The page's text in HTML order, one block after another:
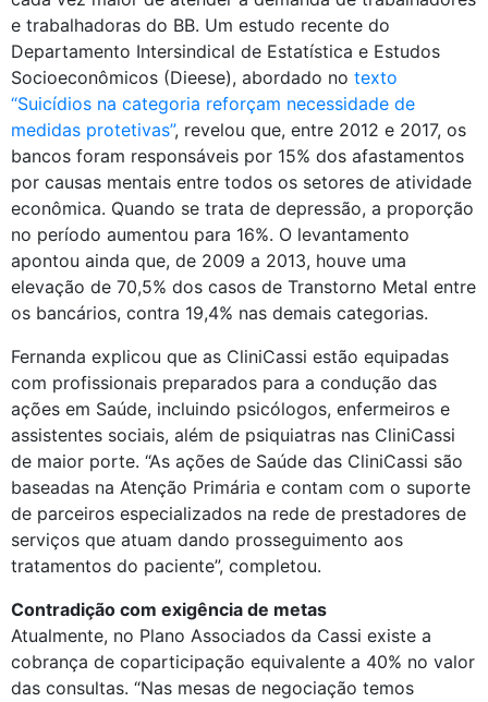
e trabalhadoras do BB. Um estudo recente do
Departamento Intersindical de Estatística e Estudos
Socioeconômicos (Dieese), abordado no texto
“Suicídios na categoria reforçam necessidade de
medidas protetivas”, revelou que, entre 2012 e 2017, os
bancos foram responsáveis por 15% dos afastamentos
por causas mentais entre todos os setores de atividade
econômica. Quando se trata de depressão, a proporção
no período aumentou para 16%. O levantamento
apontou ainda que, de 2009 a 2013, houve uma
elevação de 70,5% dos casos de Transtorno Metal entre
os bancários, contra 19,4% nas demais categorias.
Fernanda explicou que as CliniCassi estão equipadas
com profissionais preparados para a condução das
ações em Saúde, incluindo psicólogos, enfermeiros e
assistentes sociais, além de psiquiatras nas CliniCassi
de maior porte. “As ações de Saúde das CliniCassi são
baseadas na Atenção Primária e contam com o suporte
de parceiros especializados na rede de prestadores de
serviços que atuam dando prosseguimento aos
tratamentos do paciente”, completou.
Contradição com exigência de metas
Atualmente, no Plano Associados da Cassi existe a
cobrança de coparticipação equivalente a 40% no valor
das consultas. “Nas mesas de negociação temos